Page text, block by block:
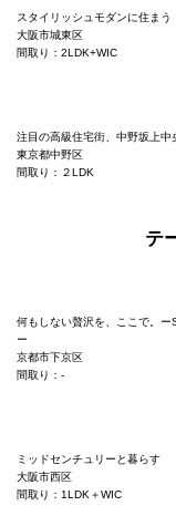
スタイリッシュモダンに住まう
大阪市城東区
間取り：2LDK+WIC
注目の高級住宅街、中野坂上中
東京都中野区
間取り：２LDK
テ
何もしない贅沢を、ここで。ー
ー
京都市下京区
間取り：-
ミッドセンチュリーと暮らす
大阪市西区
間取り：1LDK＋WIC